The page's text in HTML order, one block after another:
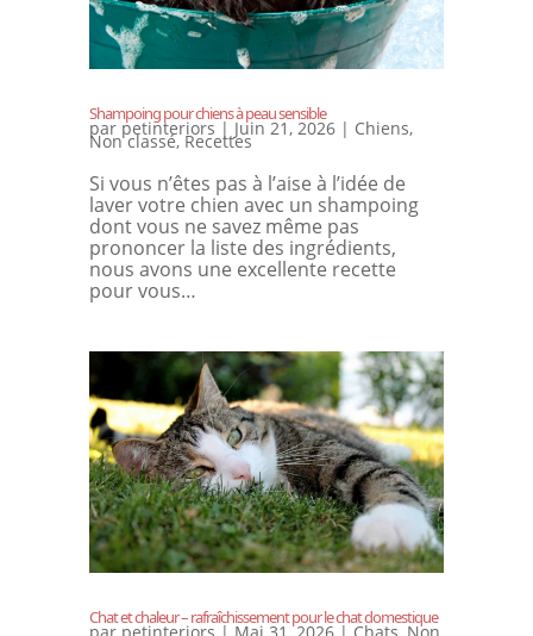
Shampoing pour chiens à peau sensible
par petinteriors | Juin 21, 2026| Chiens,
Non classé,Recettes
Si vous n’êtes pas à l’aise à l’idée de
laver votre chien avec un shampoing
dont vous ne savez même pas
prononcer la liste des ingrédients,
nous avons une excellente recette
pour vous…
Chat et chaleur – rafraîchissement pour le chat domestique